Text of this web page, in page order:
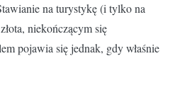
na turystykę (i tylko na
niekończącym się
pojawia się jednak, gdy właśnie